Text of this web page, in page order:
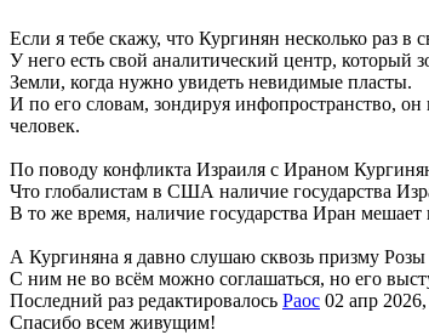
Если я тебе скажу, что Кургинян несколько раз
У него есть свой аналитический центр, который
Земли, когда нужно увидеть невидимые пласты.
И по его словам, зондируя инфопространство,
человек.
По поводу конфликта Израиля с Ираном
Что глобалистам в США наличие государства
В то же время, наличие государства Иран
А Кургиняна я давно слушаю сквозь призму
С ним не во всём можно соглашаться, но его
Последний раз редактировалось Раос 02 апр 2026,
Спасибо всем живущим!